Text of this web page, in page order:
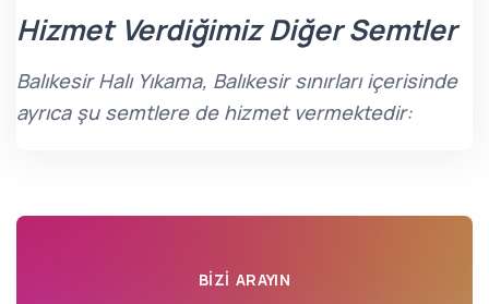
Hizmet Verdiğimiz Diğer Semtler
Balıkesir Halı Yıkama, Balıkesir sınırları içerisinde
ayrıca şu semtlere de hizmet vermektedir:
BIZI ARAYIN